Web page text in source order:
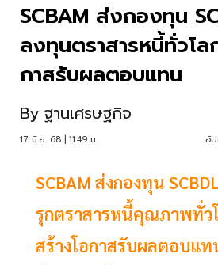
SCBAM ส่งกองทุน
ลงทุนตราสารหนี้ทั่วโล
กาสรับผลตอบแทน
By ฐานเศรษฐกิจ
17 มิ.ย. 68 | 11:49 น. อั
SCBAM ส่งกองทุน
รุกตราสารหนี้คุณภาพทั่ว
สร้างโอกาสรับผลตอบแ